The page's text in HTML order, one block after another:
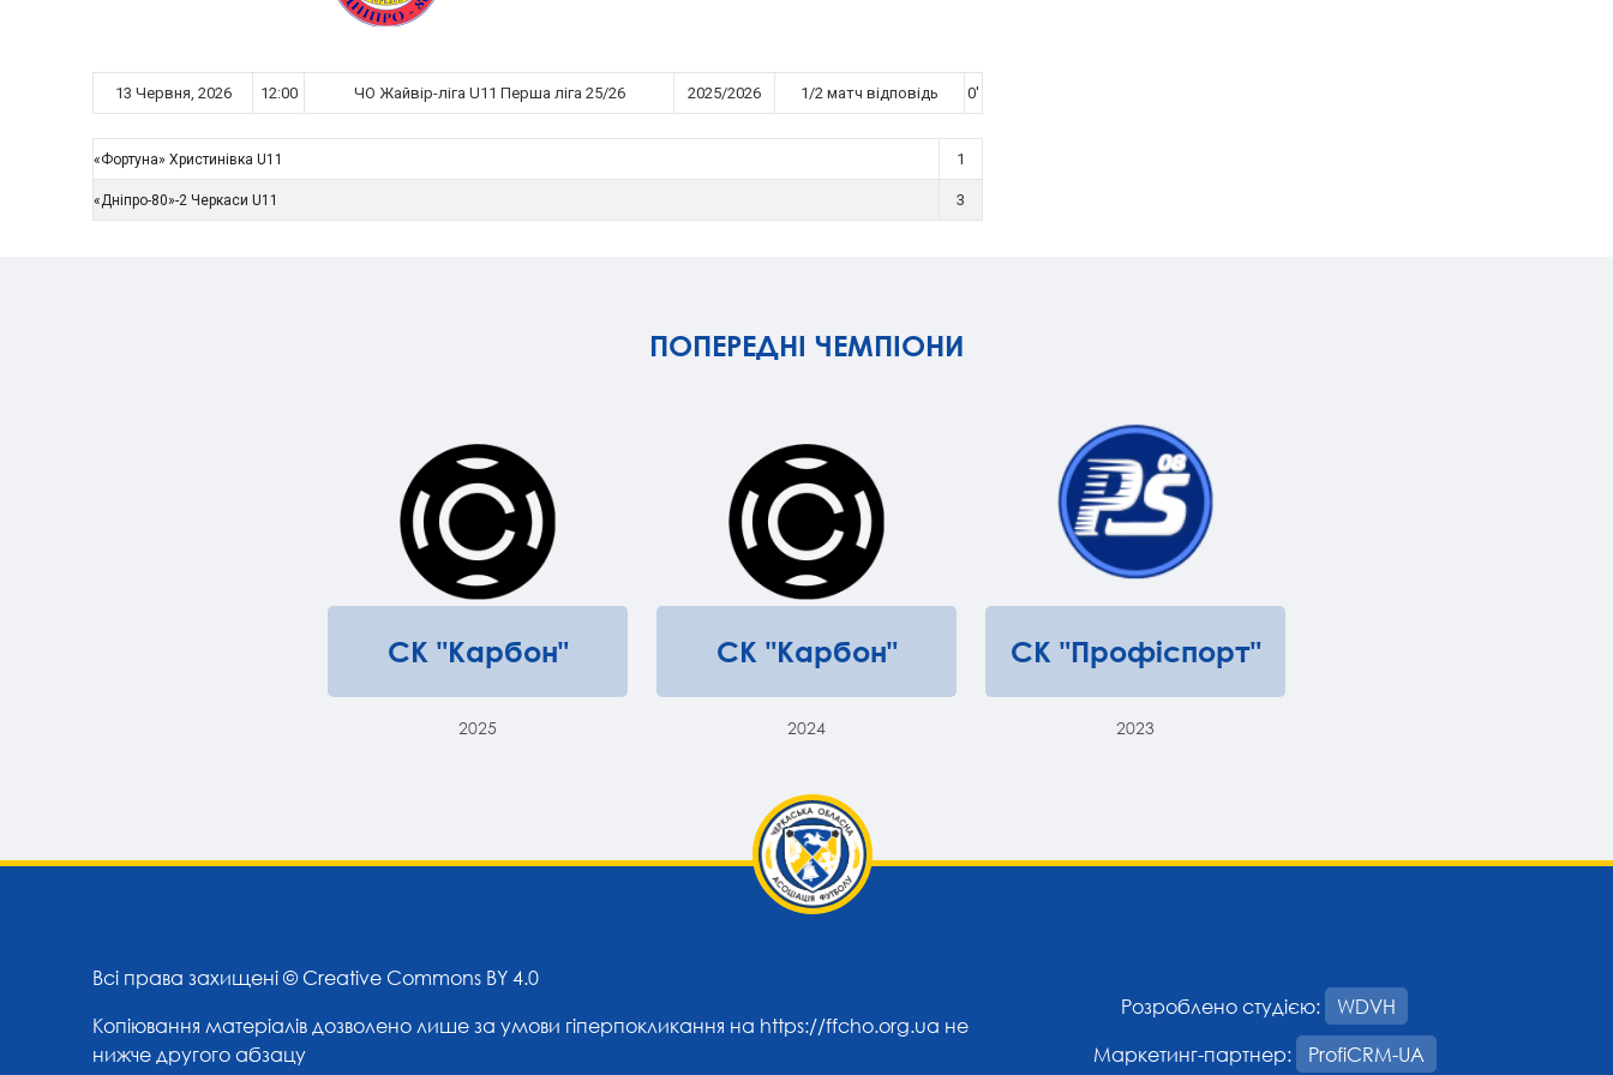
13 Червня, 2026 12:00 ЧО Жайвір-ліга U11 Перша ліга 25/26 2025/2026 1/2 матч відповідь 0'
«Фортуна» Христинівка U11 1
«Дніпро-80»-2 Черкаси U11 3
ПОПЕРЕДНІ ЧЕМПІОНИ
СК "Карбон"
2025
СК "Карбон"
2024
СК "Профіспорт"
2023
Всі права захищені © Creative Commons BY 4.0
Копіювання матеріалів дозволено лише за умови гіперпокликання на https://ffcho.org.ua не
нижче другого абзацу
Розроблено студією:
WDVH
Маркетинг-партнер:
ProfiCRM-UA